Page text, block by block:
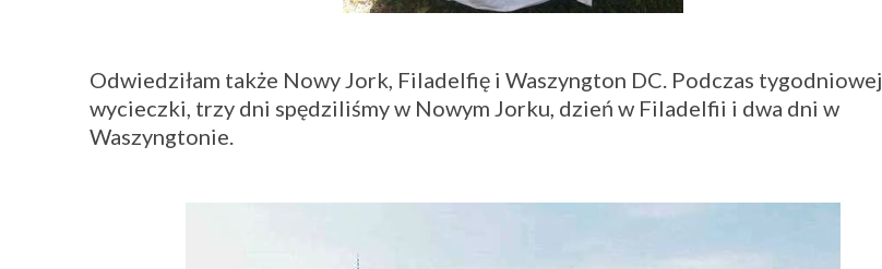
Odwiedziłam także Nowy Jork, Filadelfię i Waszyngton DC. Podczas tygodniowej
wycieczki, trzy dni spędziliśmy w Nowym Jorku, dzień w Filadelfii i dwa dni w
Waszyngtonie.